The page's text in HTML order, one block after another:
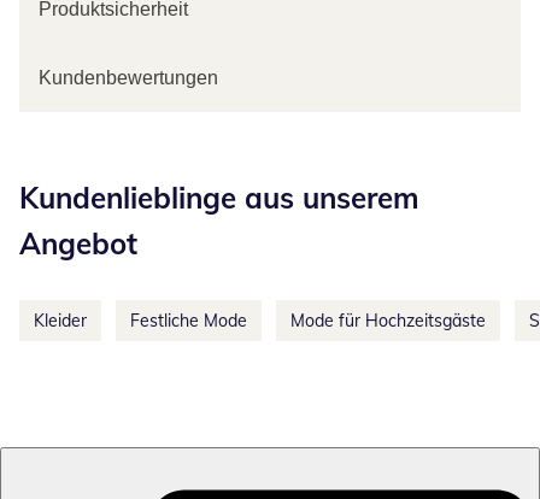
Produktsicherheit
Kundenbewertungen
Kundenlieblinge aus unserem
Angebot
Kleider Festliche Mode Mode für Hochzeitsgäste